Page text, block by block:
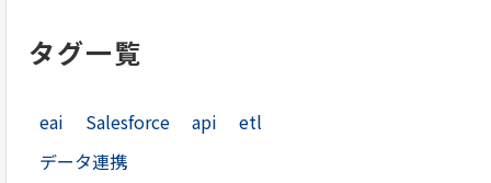
タグ一覧
eai Salesforce api
etl
データ連携